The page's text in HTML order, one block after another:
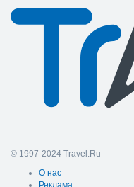
© 1997-2024 Travel.Ru
О нас
Реклама